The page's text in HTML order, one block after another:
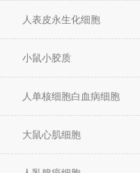
人表皮永生化细胞
小鼠小胶质
人单核细胞白血病细胞
大鼠心肌细胞